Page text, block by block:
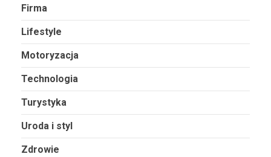
Firma
Lifestyle
Motoryzacja
Technologia
Turystyka
Uroda i styl
Zdrowie